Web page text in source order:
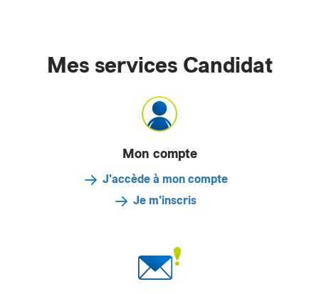
Mes services Candidat
Mon compte
J'accède à mon compte
Je m'inscris